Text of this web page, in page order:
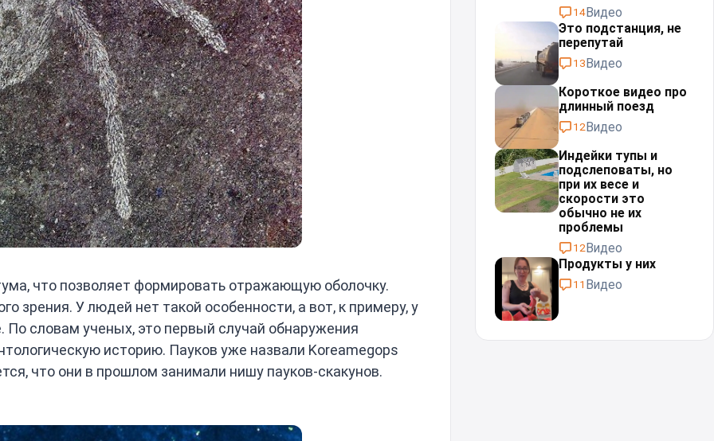
что позволяет формировать отражающую оболочку.
зрения. У людей нет такой особенности, а вот, к примеру, у
По словам ученых, это первый случай обнаружения
историю. Пауков уже назвали Koreamegops
что они в прошлом занимали нишу пауков-скакунов.
14Видео
Это подстанция, не
перепутай⁠⁠
13Видео
Короткое видео про
длинный поезд
12Видео
Индейки тупы и
подслеповаты, но
при их весе и
скорости это
обычно не их
проблемы⁠⁠
12Видео
Продукты у них
11 Видео